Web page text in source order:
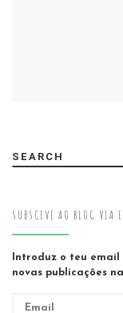
SEARCH
SUBSCEVE AO BLOG VIA
Introduz o teu
novas publicações